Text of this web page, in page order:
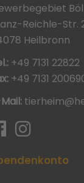
Reichle-Str.
Heilbronn
+49 7131 22822
+49 7131